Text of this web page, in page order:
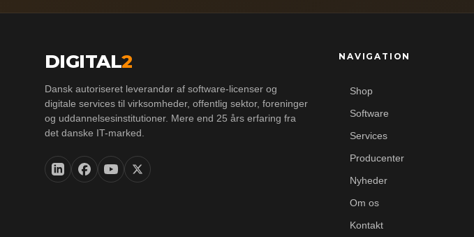
DIGITAL2
Dansk autoriseret leverandør af software-licenser og
digitale services til virksomheder, offentlig sektor, foreninger
og uddannelsesinstitutioner. Mere end 25 års erfaring fra
det danske IT-marked.
NAVIGATION
Shop
Software
Services
Producenter
Nyheder
Om os
Kontakt